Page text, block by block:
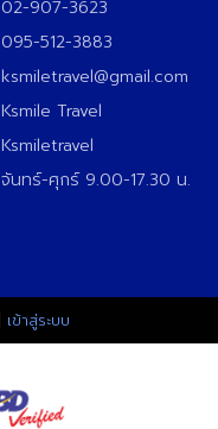
02-907-3623
095-512-3883
ksmiletravel@gmail.com
Ksmile Travel
Ksmiletravel
จันทร์-ศุกร์ 9.00-17.30 น.
เข้าสู่ระบบ